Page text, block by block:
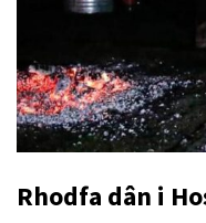
Rhodfa dân i